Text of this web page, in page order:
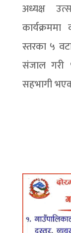
अध्यक्ष
स्तरका ५
संजाल गरी
सहभागी